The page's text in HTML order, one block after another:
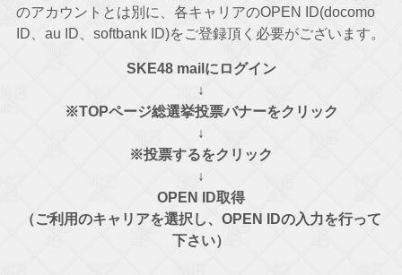
のアカウントとは別に、各キャリアのOPEN ID(docomo
ID、au ID、softbank ID)をご登録頂く必要がございます。
SKE48 mailにログイン
↓
※TOPページ総選挙投票バナーをクリック
↓
※投票するをクリック
↓
OPEN ID取得
（ご利用のキャリアを選択し、OPEN IDの入力を行って
下さい）